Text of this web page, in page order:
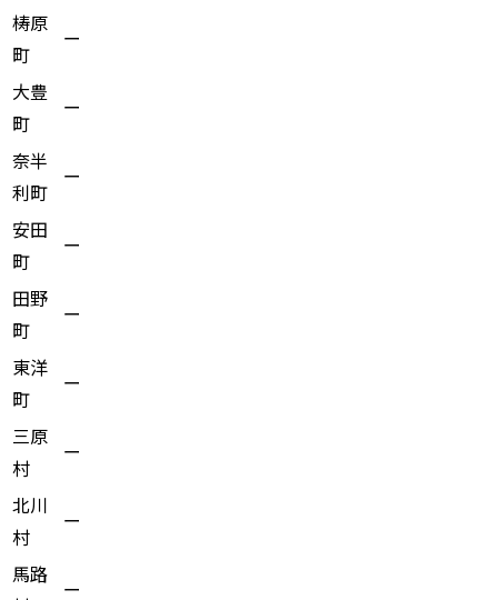
梼原
町
ー
大豊
町
ー
奈半
利町
ー
安田
町
ー
田野
町
ー
東洋
町
ー
三原
村
ー
北川
村
ー
馬路
ー